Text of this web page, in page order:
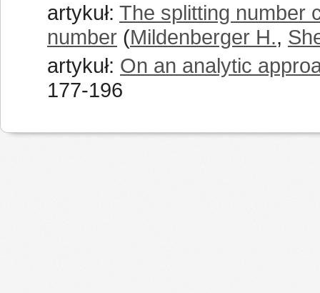
artykuł: The splitting number
number (Mildenberger H.,
artykuł: On an analytic
177-196